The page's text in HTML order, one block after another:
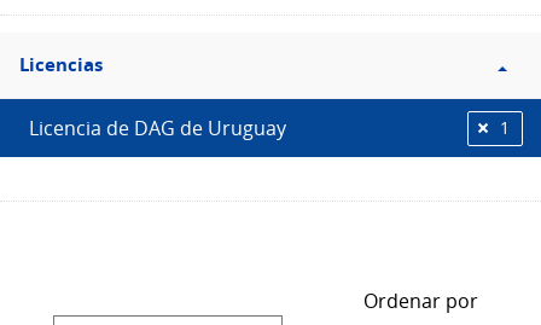
Filtro
Licencias
Licencias
Licencia de DAG de Uruguay 1
Ordenar por